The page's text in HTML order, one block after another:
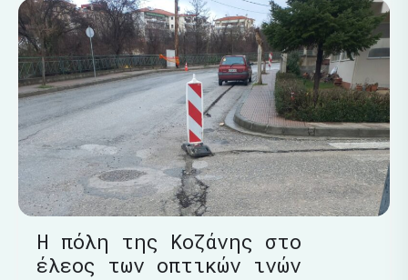
Η πόλη της Κοζάνης στο
έλεος των οπτικών ινών